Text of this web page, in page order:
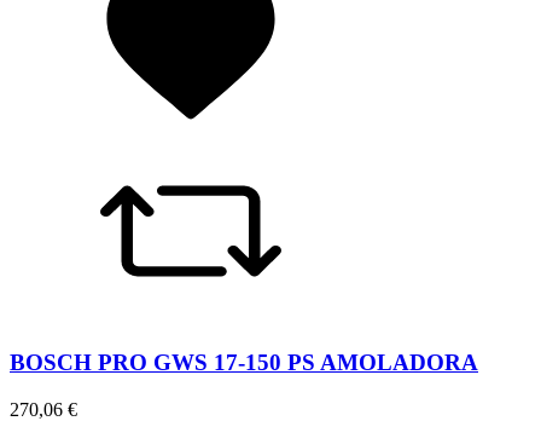
BOSCH PRO GWS 17-150 PS AMOLADORA
270,06 €